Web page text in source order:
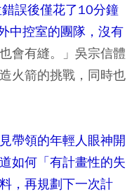
誤後僅花了10分鐘
中控室的團隊，沒有
會有縫。」吳宗信體
火箭的挑戰，同時也
帶領的年輕人眼神開
如何「有計畫性的失
，再規劃下一次計